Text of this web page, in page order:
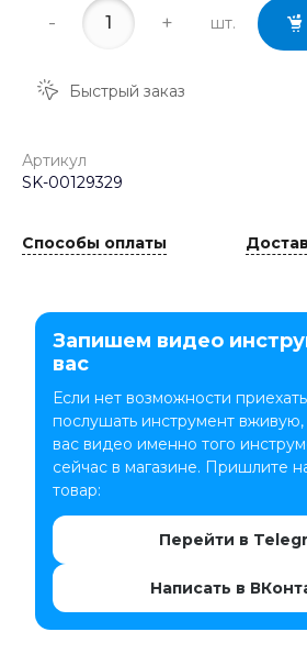
- + шт.
Быстрый заказ
Артикул
SK-00129329
Способы оплаты
Запишем видео
вас
Если нет возможности
послушать инструмент
вас видео именно того
сейчас в магазине. Пришлите
товар:
Перейти в
Написать в